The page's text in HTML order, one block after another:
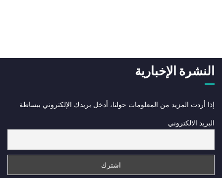
النشرة الإخبارية
إذا أردت المزيد من المعلومات حولنا، أدخل بريدك الإلكتروني ببساطة
البريد الالكتروني